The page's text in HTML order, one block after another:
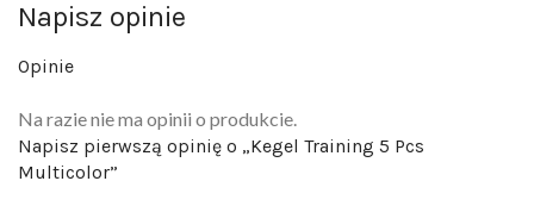
Napisz opinie
Opinie
Na razie nie ma opinii o produkcie.
Napisz pierwszą opinię o „Kegel Training 5 Pcs
Multicolor”